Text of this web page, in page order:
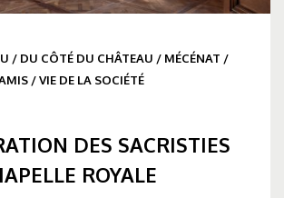
/ DU CÔTÉ DU CHÂTEAU / MÉCÉNAT /
/VIE DE LA SOCIÉTÉ
DES SACRISTIES
ROYALE